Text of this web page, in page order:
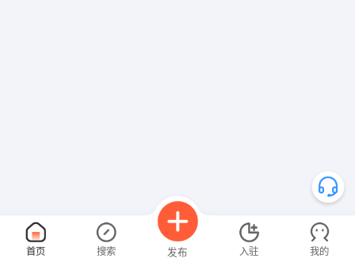
首页 搜索 发布 入驻 我的